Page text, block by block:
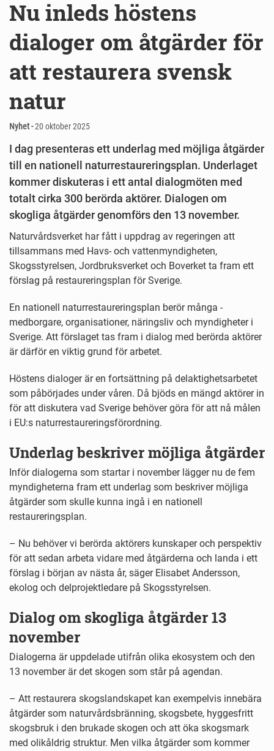
Nu inleds höstens
dialoger om åtgärder för
att restaurera svensk
natur
Nyhet -20 oktober 2025
I dag presenteras ett underlag med möjliga åtgärder
till en nationell naturrestaureringsplan. Underlaget
kommer diskuteras i ett antal dialogmöten med
totalt cirka 300 berörda aktörer. Dialogen om
skogliga åtgärder genomförs den 13 november.
Naturvårdsverket har fått i uppdrag av regeringen att
tillsammans med Havs- och vattenmyndigheten,
Skogsstyrelsen, Jordbruksverket och Boverket ta fram ett
förslag på restaureringsplan för Sverige.
En nationell naturrestaureringsplan berör många -
medborgare, organisationer, näringsliv och myndigheter i
Sverige. Att förslaget tas fram i dialog med berörda aktörer
är därför en viktig grund för arbetet.
Höstens dialoger är en fortsättning på delaktighetsarbetet
som påbörjades under våren. Då bjöds en mängd aktörer in
för att diskutera vad Sverige behöver göra för att nå målen
i EU:s naturrestaureringsförordning.
Underlag beskriver möjliga åtgärder
Inför dialogerna som startar i november lägger nu de fem
myndigheterna fram ett underlag som beskriver möjliga
åtgärder som skulle kunna ingå i en nationell
restaureringsplan.
– Nu behöver vi berörda aktörers kunskaper och perspektiv
för att sedan arbeta vidare med åtgärderna och landa i ett
förslag i början av nästa år, säger Elisabet Andersson,
ekolog och delprojektledare på Skogsstyrelsen.
Dialog om skogliga åtgärder 13
november
Dialogerna är uppdelade utifrån olika ekosystem och den
13 november är det skogen som står på agendan.
– Att restaurera skogslandskapet kan exempelvis innebära
åtgärder som naturvårdsbränning, skogsbete, hyggesfritt
skogsbruk i den brukade skogen och att öka skogsmark
med olikåldrig struktur. Men vilka åtgärder som kommer